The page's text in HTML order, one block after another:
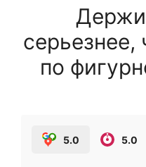
по
5.0 5.0